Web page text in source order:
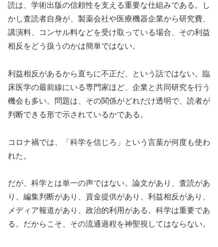
読は、学術出版の信頼性を支える重要な仕組みである。し
かし査読者自身が、製薬会社や医療機器企業から研究費、
講演料、コンサル料などを受け取っている場合、その利益
相反をどう扱うのかは簡単ではない。
利益相反があるから直ちに不正だ、という話ではない。臨
床医学の最前線にいる専門家ほど、企業と共同研究を行う
機会も多い。問題は、その関係がどれだけ透明で、読者が
判断できる形で示されているかである。
コロナ禍では、「科学を信じろ」という言葉が何度も使わ
れた。
だが、科学とは単一の声ではない。論文があり、査読があ
り、編集判断があり、資金提供があり、利益相反があり、
メディア報道があり、政治的利用がある。科学は重要であ
る。だからこそ、その流通過程を神聖視してはならない。